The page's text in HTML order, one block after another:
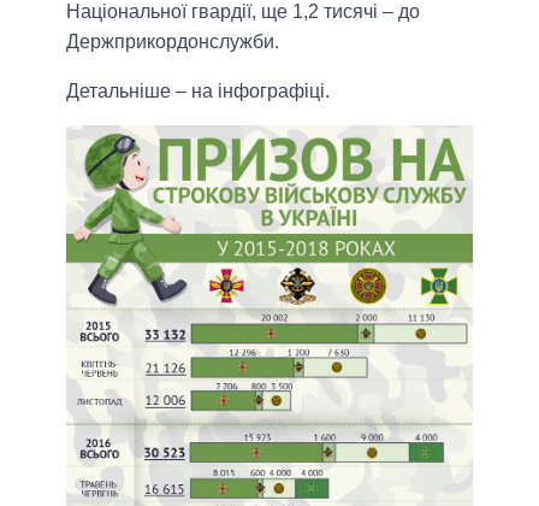
Національної гвардії, ще 1,2 тисячі – до
Держприкордонслужби.
Детальніше – на інфографіці.